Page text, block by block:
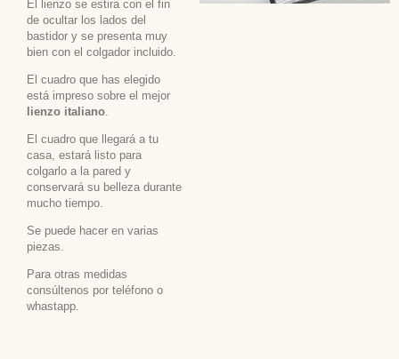
El lienzo se estira con el fin
de ocultar los lados del
bastidor y se presenta muy
bien con el colgador incluido.
El cuadro que has elegido
está impreso sobre el mejor
lienzo italiano
El cuadro que llegará a tu
casa, estará listo para
colgarlo a la pared y
conservará su belleza durante
mucho tiempo.
Se puede hacer en varias
piezas.
Para otras medidas
consúltenos por teléfono o
whastapp.